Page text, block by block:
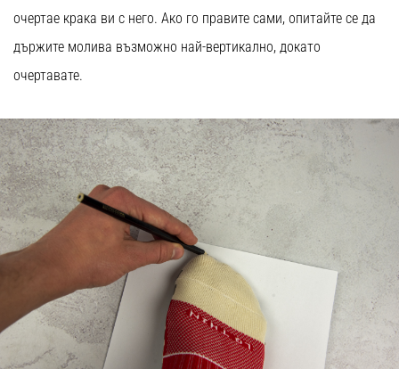
очертае крака ви с него. Ако го правите сами, опитайте се да
държите молива възможно най-вертикално, докато
очертавате.